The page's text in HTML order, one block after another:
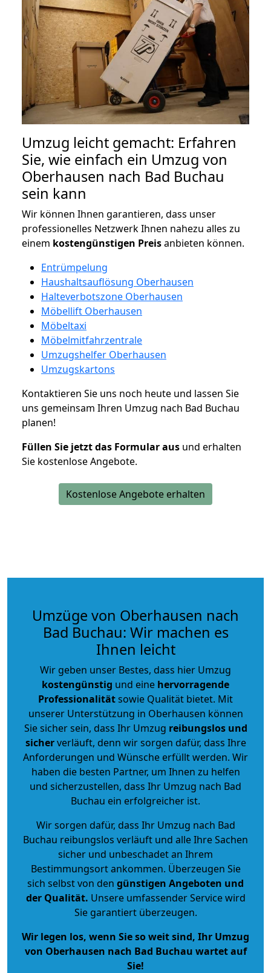
Umzug leicht gemacht: Erfahren
Sie, wie einfach ein Umzug von
Oberhausen nach Bad Buchau
sein kann
Wir können Ihnen garantieren, dass unser
professionelles Netzwerk Ihnen nahezu alles zu
einem kostengünstigen Preisanbieten können.
Entrümpelung
Haushaltsauflösung Oberhausen
Halteverbotszone Oberhausen
Möbellift Oberhausen
Möbeltaxi
Möbelmitfahrzentrale
Umzugshelfer Oberhausen
Umzugskartons
Kontaktieren Sie uns noch heute und lassen Sie
uns gemeinsam Ihren Umzug nach Bad Buchau
planen!
Füllen Sie jetzt das Formular aus und erhalten
Sie kostenlose Angebote.
Kostenlose Angebote erhalten
Umzüge von Oberhausen nach
Bad Buchau: Wir machen es
Ihnen leicht
Wir geben unser Bestes, dass hier Umzug
kostengünstig und eine hervorragende
Professionalitätsowie Qualität bietet. Mit
unserer Unterstützung in Oberhausen können
Sie sicher sein, dass Ihr Umzug reibungslos und
sicherverläuft, denn wir sorgen dafür, dass Ihre
Anforderungen und Wünsche erfüllt werden. Wir
haben die besten Partner, um Ihnen zu helfen
und sicherzustellen, dass Ihr Umzug nach Bad
Buchau ein erfolgreicher ist.
Wir sorgen dafür, dass Ihr Umzug nach Bad
Buchau reibungslos verläuft und alle Ihre Sachen
sicher und unbeschadet an Ihrem
Bestimmungsort ankommen. Überzeugen Sie
sich selbst von den günstigen Angeboten und
der Qualität. Unsere umfassender Service wird
Sie garantiert überzeugen.
Wir legen los, wenn Sie so weit sind, Ihr Umzug
von Oberhausen nach Bad Buchau wartet auf
Sie!